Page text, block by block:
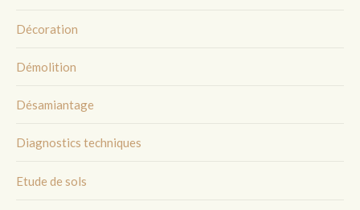
Décoration
Démolition
Désamiantage
Diagnostics techniques
Etude de sols